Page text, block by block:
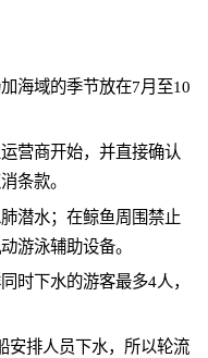
海域的季节放在7月至10
营商开始，并直接确认
条款。
潜水；在鲸鱼周围禁止
游泳辅助设备。
时下水的游客最多4人，
安排人员下水，所以轮流